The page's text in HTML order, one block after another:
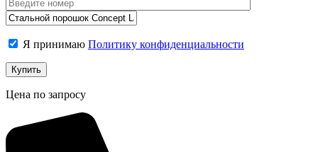
Я принимаю Политику конфиденциальности
Цена по запросу